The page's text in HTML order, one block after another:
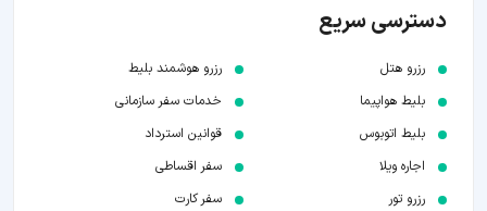
دسترسی سریع
رزرو هتل
بلیط هواپیما
بلیط اتوبوس
اجاره ویلا
رزرو تور
رزرو هوشمند بلیط
خدمات سفر سازمانی
قوانین استرداد
سفر اقساطی
سفر کارت